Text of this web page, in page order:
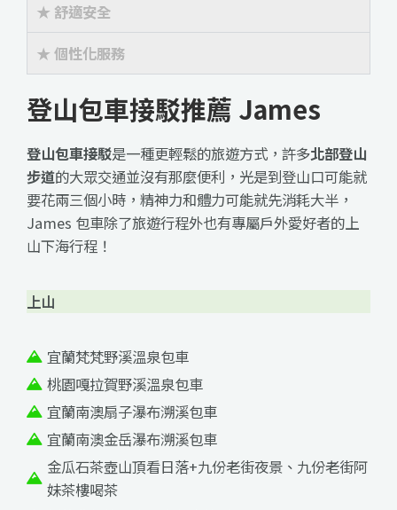
★ 舒適安全
★ 個性化服務
登山包車接駁推薦 James
登山包車接駁是一種更輕鬆的旅遊方式，許多北部登山
步道的大眾交通並沒有那麼便利，光是到登山口可能就
要花兩三個小時，精神力和體力可能就先消耗大半，
James 包車除了旅遊行程外也有專屬戶外愛好者的上
山下海行程！
上山
宜蘭梵梵野溪溫泉包車
桃園嘎拉賀野溪溫泉包車
宜蘭南澳扇子瀑布溯溪包車
宜蘭南澳金岳瀑布溯溪包車
金瓜石茶壺山頂看日落+九份老街夜景、九份老街阿
妹茶樓喝茶